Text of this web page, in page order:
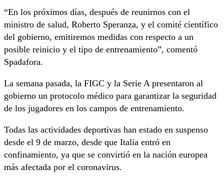
“En los próximos días, después de reunirnos con el
ministro de salud, Roberto Speranza, y el comité científico
del gobierno, emitiremos medidas con respecto a un
posible reinicio y el tipo de entrenamiento”, comentó
Spadafora.
La semana pasada, la FIGC y la Serie A presentaron al
gobierno un protocolo médico para garantizar la seguridad
de los jugadores en los campos de entrenamiento.
Todas las actividades deportivas han estado en suspenso
desde el 9 de marzo, desde que Italia entró en
confinamiento, ya que se convirtió en la nación europea
más afectada por el coronavirus.